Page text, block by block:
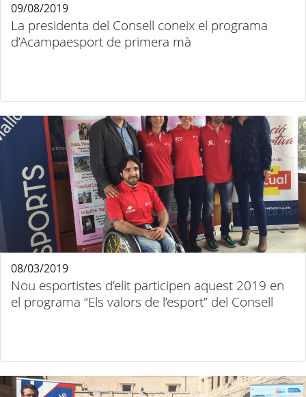
La presidenta del Consell coneix el programa
d’Acampaesport de primera mà
09/08/2019
Nou esportistes d’elit participen aquest 2019 en
el programa “Els valors de l’esport” del Consell
08/03/2019